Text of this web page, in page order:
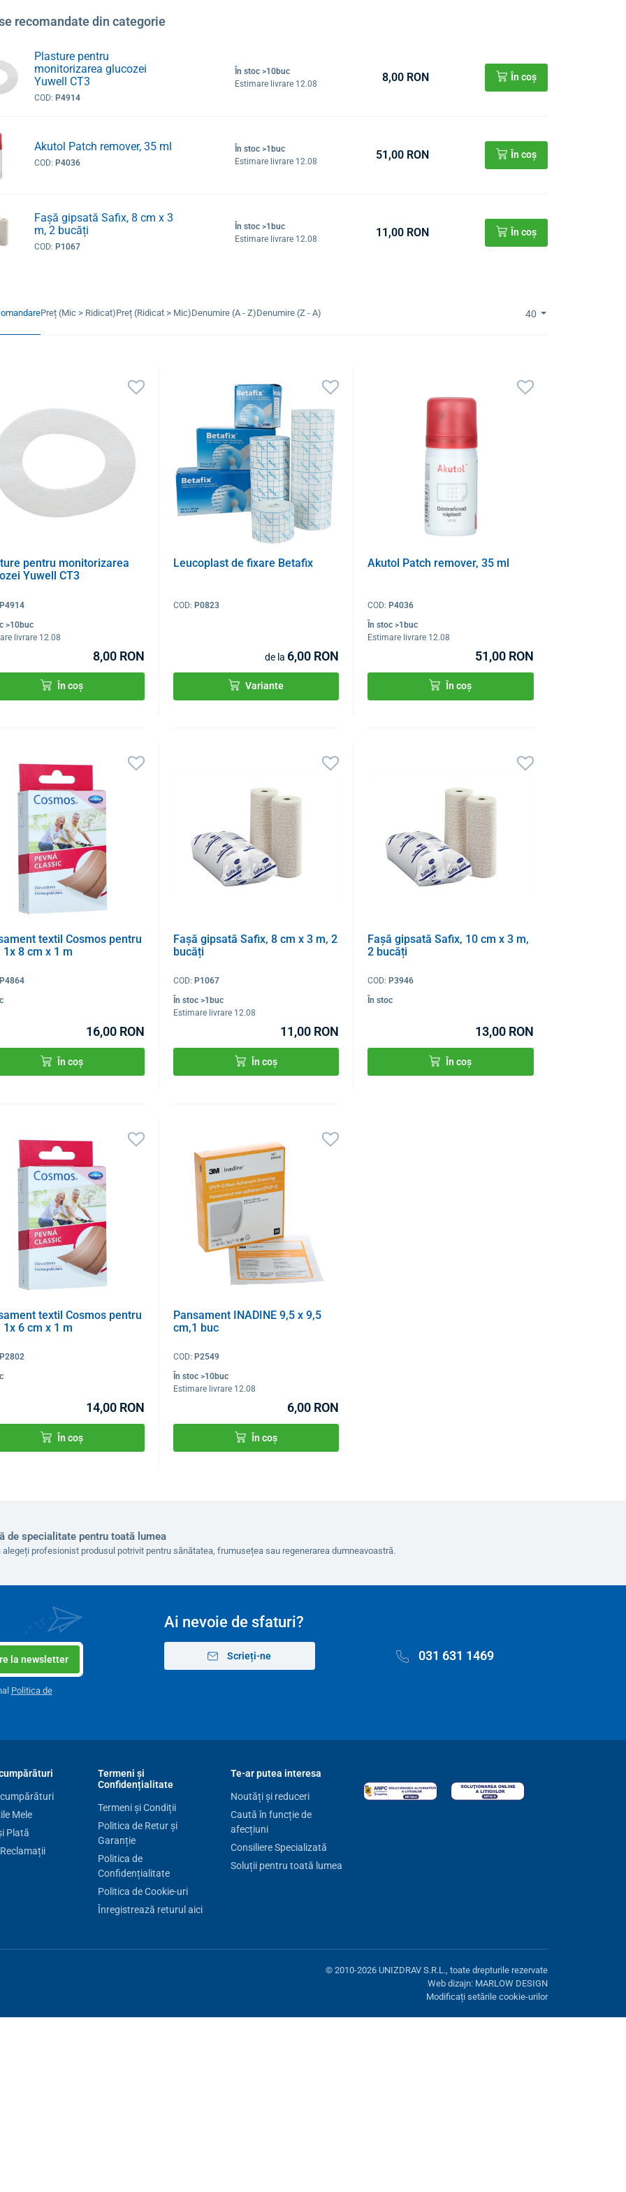
recomandate din categorie
Plasture pentru
monitorizarea glucozei
Yuwell CT3
COD: P4914
În stoc >10buc
Estimare livrare 12.08
8,00 RON În coș
Akutol Patch remover, 35 ml
COD: P4036
În stoc >1buc
Estimare livrare 12.08
51,00 RON În coș
Fașă gipsată Safix, 8 cm x 3
m, 2 bucăți
COD: P1067
În stoc >1buc
Estimare livrare 12.08
11,00 RON În coș
Preț (Mic > Ridicat)Preț (Ridicat > Mic)Denumire (A - Z)Denumire (Z - A) 40
pentru monitorizarea
Yuwell CT3
P4914
>10buc
livrare 12.08
8,00 RON
În coș
Leucoplast de fixare Betafix
COD: P0823
de la 6,00 RON
Variante
Akutol Patch remover, 35 ml
COD:P4036
În stoc >1buc
Estimare livrare 12.08
51,00 RON
În coș
textil Cosmos pentru
1x 8 cm x 1 m
P4864
16,00 RON
În coș
Fașă gipsată Safix, 8 cm x 3 m, 2
bucăți
COD: P1067
În stoc >1buc
Estimare livrare 12.08
11,00 RON
În coș
Fașă gipsată Safix, 10 cm x 3 m,
2 bucăți
COD: P3946
În stoc
13,00 RON
În coș
textil Cosmos pentru
1x 6 cm x 1 m
P2802
14,00 RON
În coș
Pansament INADINE 9,5 x 9,5
cm,1 buc
COD: P2549
În stoc >10buc
Estimare livrare 12.08
6,00 RON
În coș
de specialitate pentru toată lumea
alegeți profesionist produsul potrivit pentru sănătatea, frumusețea sau regenerarea dumneavoastră.
Ai nevoie de sfaturi?
Scrieți-ne 031 631 1469
la newsletter
Politica de
Mele
Plată
Termeni și
Confidențialitate
Termeni și Condiții
Politica de Retur și
Garanție
Politica de
Confidențialitate
Politica de Cookie-uri
Înregistrează returul aici
Te-ar putea interesa
Noutăți și reduceri
Caută în funcție de
afecțiuni
Consiliere Specializată
Soluții pentru toată lumea
© 2010-2026 UNIZDRAV S.R.L., toate drepturile rezervate
Web dizajn: MARLOW DESIGN
Modificați setările cookie-urilor